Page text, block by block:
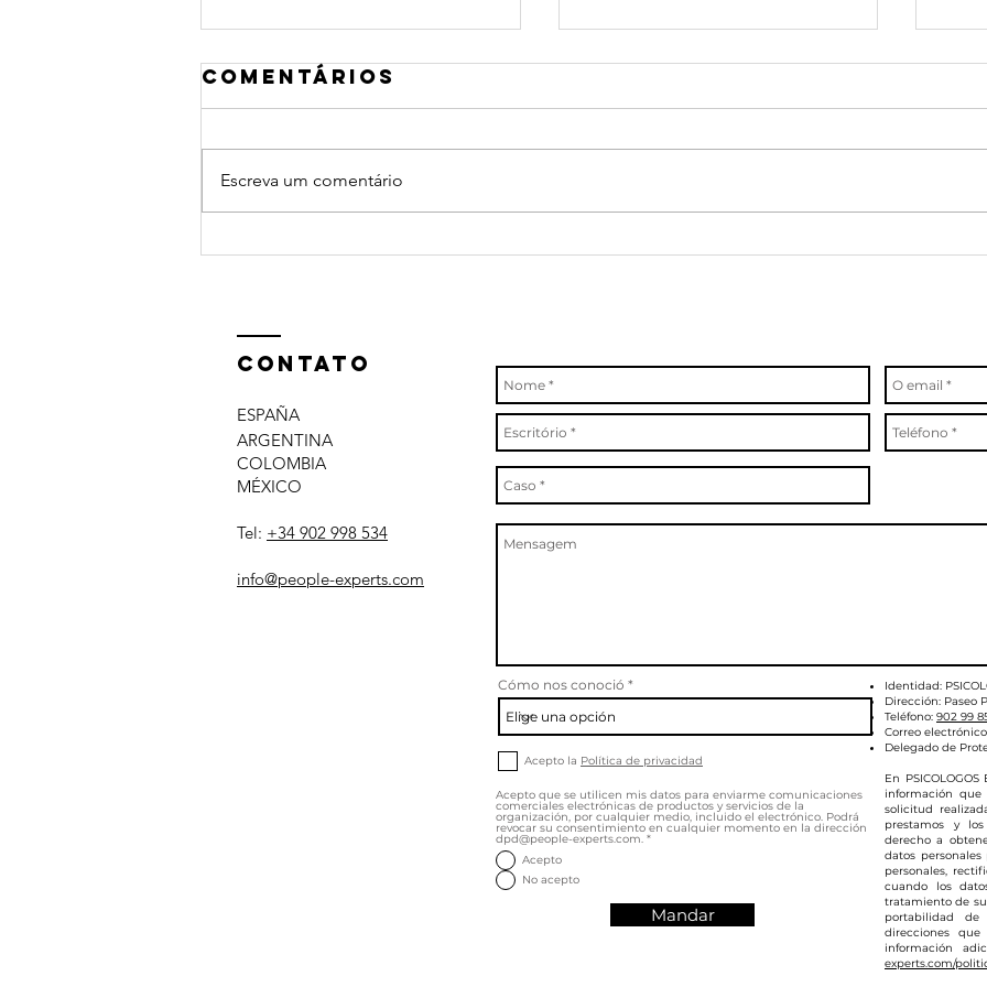
People Experts
assinam um
acordo
Avaliações de
Comentários
Escreva um comentário
Contato
ESPAÑA
ARGENTINA
COLOMBIA
MÉXICO
Tel: +34 902 998 534
info@people-experts.com
Cómo nos conoció
Acepto la Política de privacidad
Acepto que se utilicen mis datos para enviarme comunicaciones
comerciales electrónicas de productos y servicios de la
organización, por cualquier medio, incluido el electrónico. Podrá
revocar su consentimiento en cualquier momento en la dirección
dpd@people-experts.com. *
Acepto
No acepto
Mandar
Identidad:
Dirección: Paseo
Teléfono: 902 99
Correo
Delegado de
En PSICOLOGOS
información
solicitud
prestamos y
derecho a
datos
personales,
cuando los
tratamiento de
portabilidad
direcciones que
información
experts.com/